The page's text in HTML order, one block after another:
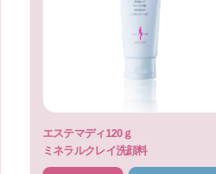
エステマディ120ｇ
ミネラルクレイ洗顔料